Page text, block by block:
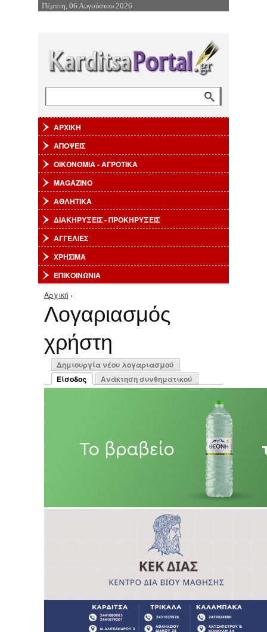
Επιστροφή στην Πλοήγηση
Πέμπτη, 06 Αυγούστου 2026
ΑΡΧΙΚΗ
ΑΠΟΨΕΙΣ
ΟΙΚΟΝΟΜΙΑ - ΑΓΡΟΤΙΚΑ
MAGAZINO
ΑΘΛΗΤΙΚΑ
ΔΙΑΚΗΡΥΞΕΙΣ - ΠΡΟΚΗΡΥΞΕΙΣ
ΑΓΓΕΛΙΕΣ
ΧΡΗΣΙΜΑ
ΕΠΙΚΟΙΝΩΝΙΑ
Είστε εδώ
Αρχική ›
Λογαριασμός
χρήστη
Πρωτεύουσες καρτέλες
Δημιουργία νέου λογαριασμού
Είσοδος
(ενεργή καρτέλα)
Ανάκτηση συνθηματικού